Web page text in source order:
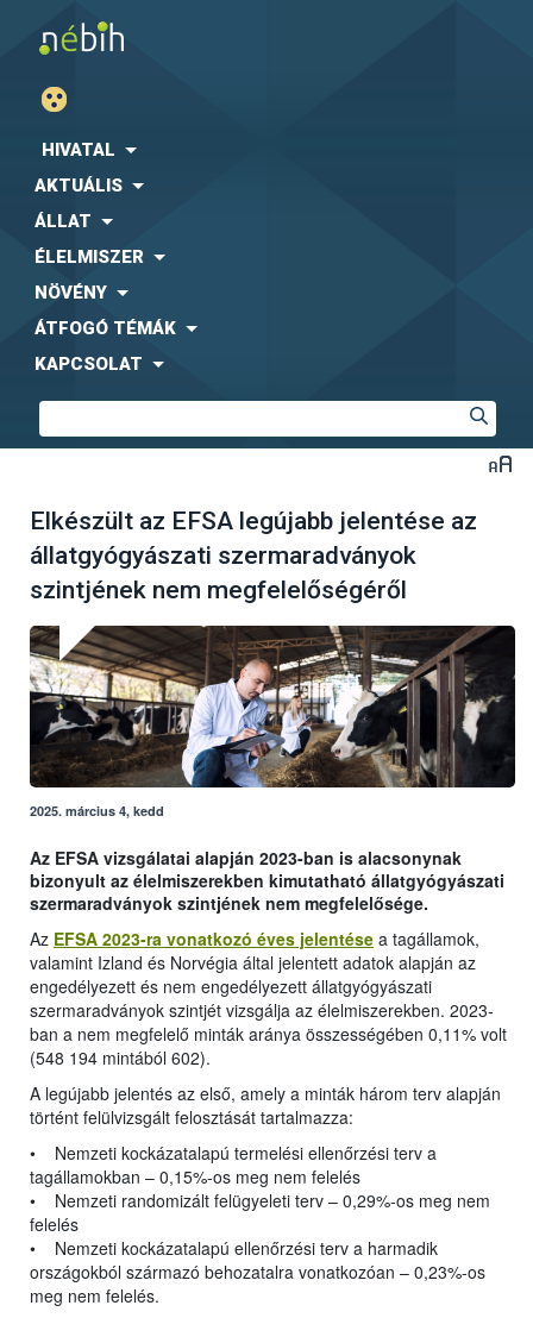
HIVATAL
AKTUÁLIS
ÁLLAT
ÉLELMISZER
NÖVÉNY
ÁTFOGÓ TÉMÁK
KAPCSOLAT
Elkészült az EFSA legújabb jelentése az
állatgyógyászati szermaradványok
szintjének nem megfelelőségéről
2025. március 4, kedd
Az EFSA vizsgálatai alapján 2023-ban is alacsonynak
bizonyult az élelmiszerekben kimutatható állatgyógyászati
szermaradványok szintjének nem megfelelősége.
Az EFSA 2023-ra vonatkozó éves jelentése a tagállamok,
valamint Izland és Norvégia által jelentett adatok alapján az
engedélyezett és nem engedélyezett állatgyógyászati
szermaradványok szintjét vizsgálja az élelmiszerekben. 2023-
ban a nem megfelelő minták aránya összességében 0,11% volt
(548 194 mintából 602).
A legújabb jelentés az első, amely a minták három terv alapján
történt felülvizsgált felosztását tartalmazza:
• Nemzeti kockázatalapú termelési ellenőrzési terv a
tagállamokban – 0,15%-os meg nem felelés
• Nemzeti randomizált felügyeleti terv – 0,29%-os meg nem
felelés
• Nemzeti kockázatalapú ellenőrzési terv a harmadik
országokból származó behozatalra vonatkozóan – 0,23%-os
meg nem felelés.